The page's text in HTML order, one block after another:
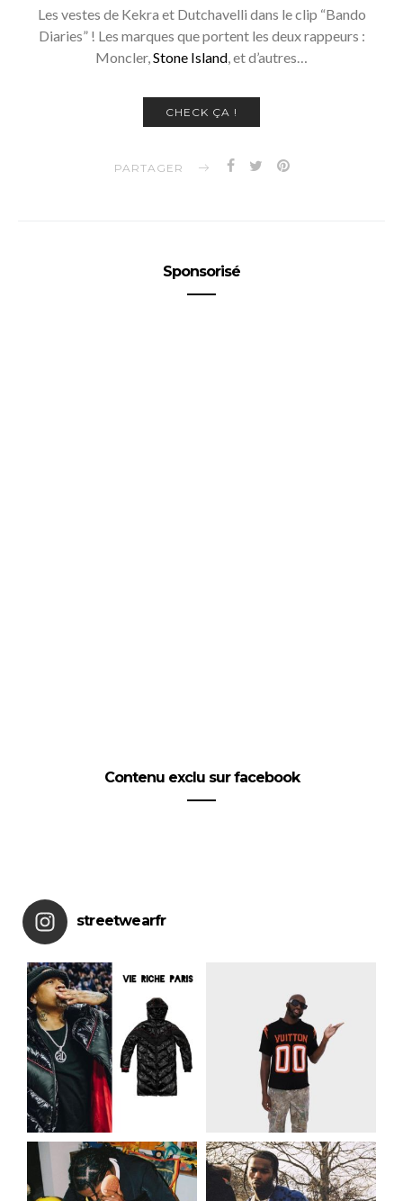
Les vestes de Kekra et Dutchavelli dans le clip “Bando
Diaries” ! Les marques que portent les deux rappeurs :
Moncler, Stone Island , et d’autres…
CHECK ÇA !
PARTAGER
Sponsorisé
Contenu exclu sur facebook
streetwearfr